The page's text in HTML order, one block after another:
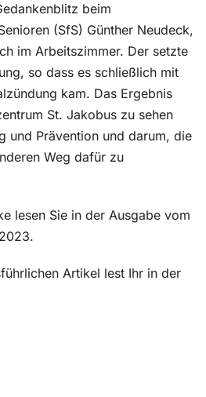
beim
(SfS) Günther Neudeck,
im Arbeitszimmer. Der setzte
so dass es schließlich mit
kam. Das Ergebnis
St. Jakobus zu sehen
und Prävention und darum, die
Weg dafür zu
lesen Sie in der Ausgabe vom
Artikel lest Ihr in der